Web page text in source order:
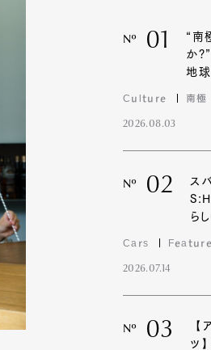
Nº 01
“南
か
地
Culture 南極
2026.08.03
Nº 02
ス
ら
Cars
2026.07.14
Nº 03
【
ツ